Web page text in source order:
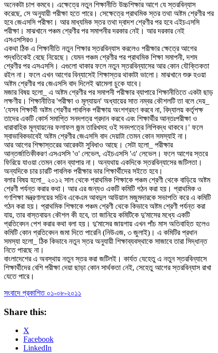
অনেকটা চাপ কমবে। এক্ষেত্রে নতুন শিক্ষানীতি উচ্চশিক্ষার আগে যে স্তরবিন্যাস
করেছে, সে অনুযায়ী পরীক্ষা হতে পারে। সেক্ষেত্রে প্রাথমিক স্তর তথা অষ্টম শ্রেণীর পর
হবে জেএসসি পরীক্ষা। আর মাধ্যমিক স্তর তথা দ্বাদশ শ্রেণীর পর হবে এইচএসসি
পরীক্ষা। মাঝখানে পঞ্চম শ্রেণীর পর সমাপনীর দরকার নেই। আর দরকার নেই
এসএসসিরও।
একথা ঠিক এ শিক্ষানীতি নতুন শিক্ষার স্তরবিন্যাস করলেও পরীক্ষার ক্ষেত্রে আগের
পদ্ধতিকেই বেছে নিয়েছে। যেমন পঞ্চম শ্রেণীর পর প্রাথমিক শিক্ষা সমাপনী, দশম
শ্রেণীর পর এসএসসি। এগুলো থাকার ফলে নতুন স্তরবিন্যাসের আর কোন যৌক্তিকতা
রইল না। ফলে এখন আগের বিন্যাসেই শিক্ষাস্তর থাকাটা ভালো। মাঝখানে শুরু হওয়া
অষ্টম শ্রেণীর পর জেএসসি বাদ দিলেই ঝামেলা চুকে যাবে।
মজার বিষয় হলো_ এ অষ্টম শ্রেণীর পর সমাপনী পরীক্ষার ব্যাপারে শিক্ষানীতিতে একটা ছাড়
লক্ষণীয়। শিক্ষানীতির 'পরীক্ষা ও মূল্যায়ন' অধ্যায়ের সাত নম্বর কৌশলটি তা বলে দেয়_
'যেসব শিক্ষার্থী অষ্টম শ্রেণীর পাবলিক পরীক্ষায় অংশগ্রহণ করবে না, বিদ্যালয় কর্তৃপক্ষ
তাদের একটি কোর্স সমাপ্তি সনদপত্র প্রদান করবে এবং শিক্ষার্থীর আন্তঃপরীক্ষা ও
ধারাবাহিক মূল্যায়নের ফলাফল জন্ম তারিখসহ ওই সনদপত্রে লিপিবদ্ধ থাকবে।' ফলে
স্বাভাবিকভাবেই অষ্টম শ্রেণীর জেএসসি বাদ দেয়াটা তেমন কোন সমস্যাই না।
আর আগের শিক্ষাস্তরের আরেকটা সুবিধাও আছে। সেটা হলো_ পরীক্ষার
আন্তর্জাতিকীকরণ এসএসসি 'ও' লেভেল, এইচএসসি 'এ' লেভেল। ফলে আগের স্তরে
ফিরিয়ে যাওয়া তেমন কোন ব্যাপার না। অন্যথায় একদিকে স্তরবিন্যাসের জটিলতা।
অন্যদিকে চার চারটি পাবলিক পরীক্ষার ভার শিক্ষার্থীদের সইতে হবে।
বলার বিষয় হলো_ ২০১২ সাল থেকে প্রাথমিক শিক্ষাকে পঞ্চম শ্রেণী থেকে বাড়িয়ে অষ্টম
শ্রেণী পর্যন্ত করার কথা। আর এর জন্যও একটি কমিটি গঠন করা হয়। প্রাথমিক ও
গণশিক্ষা মন্ত্রণালয়ের সচিব একেএম আবদুল আউয়াল মজুমদারকে সভাপতি করে এ কমিটি
গঠন করা হয়। প্রাথমিক শিক্ষাকে পঞ্চম শ্রেণী থেকে কিভাবে অষ্টম শ্রেণী পর্যন্ত করা
যায়, তার বাস্তবায়ন কৌশল কী হবে, তা জানিয়ে কমিটিকে দু'মাসের মধ্যে একটি
প্রতিবেদন পেশ করার কথা বলা হয়। দু'মাসের জায়গায় এখন পাঁচ মাস অতিবাহিত হলেও
কমিটি কোন প্রতিবেদন জমা দিতে পারেনি (নিউএজ, ৩ জুলাই)। এ কমিটির প্রধান
সমস্যা হলো_ ঠিক কিভাবে নতুন স্তর অনুযায়ী শিক্ষাব্যবস্থাকে সাজাবে তারা সিদ্ধান্ত
নিতে পারছে না।
বাংলাদেশের এ অবস্থায় নতুন স্তর করা জটিলই। কার্যত যেহেতু এ নতুন স্তরবিন্যাসে
শিক্ষার্থীদের বেশি পরীক্ষা দেয়া ছাড়া কোন সার্থকতা নেই, সেহেতু আগের স্তরবিন্যাস রাখা
যেতে পারে।
সংবাদে প্রকাশিত ০১-০৮-২০১১
Share this:
X
Facebook
LinkedIn